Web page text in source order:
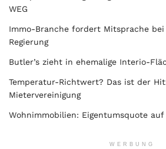
WEG
Immo-Branche fordert Mitsprache
Regierung
Butler’s zieht in ehemalige Interio-
Temperatur-Richtwert? Das ist der
Mietervereinigung
Wohnimmobilien: Eigentumsquote
WERBUNG